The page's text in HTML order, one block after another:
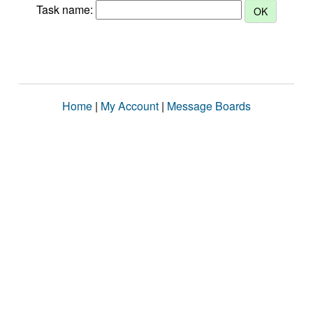
Task name:
Home | My Account | Message Boards